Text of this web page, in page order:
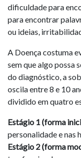
dificuldade para
para encontrar
ou ideias,
A Doença costuma
sem que algo possa
do diagnóstico, a
oscila entre 8 e 10
dividido em quatro
Estágio 1 (forma
personalidade e nas
Estágio 2 (forma